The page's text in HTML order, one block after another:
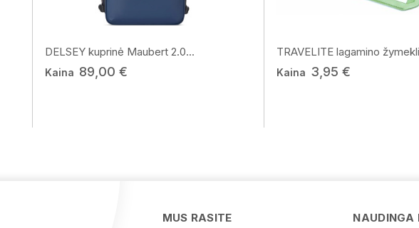
DELSEY kuprinė Maubert 2.0...
Kaina 89,00 €
TRAVELITE lagamino
Kaina 3,95 €
MUS RASITE NAUDINGA